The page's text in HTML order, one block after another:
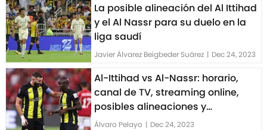
La posible alineación del Al Ittihad
y el Al Nassr para su duelo en la
liga saudí
Javier Álvarez Beigbeder Suárez | Dec 24, 2023
Al-Ittihad vs Al-Nassr: horario,
canal de TV, streaming online,
posibles alineaciones y
pronóstico
Álvaro Pelayo | Dec 24, 2023